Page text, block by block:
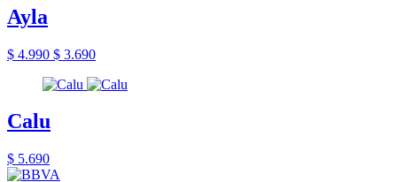
Ayla
$ 4.990 $ 3.690
Calu
$ 5.690